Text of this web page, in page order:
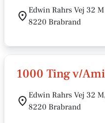
Edwin Rahrs Vej 32 M
8220 Brabrand
1000 Ting v/
Edwin Rahrs Vej 32
8220 Brabrand